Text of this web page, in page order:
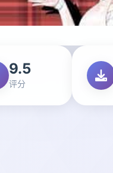
9.5
评分